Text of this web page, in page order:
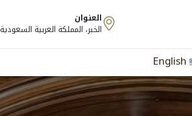
العنوان
الخبر، المملكة العربية
English